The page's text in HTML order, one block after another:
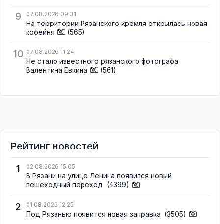
9 07.08.2026 09:31
На территории Рязанского кремля открылась новая
кофейня
(565)
10 07.08.2026 11:24
Не стало известного рязанского фотографа
Валентина Евкина
(561)
Рейтинг новостей
1
02.08.2026 15:05
В Рязани на улице Ленина появился новый
пешеходный переход (4399)
2 01.08.2026 12:25
Под Рязанью появится новая заправка (3505)